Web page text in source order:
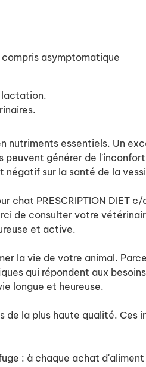
asymptomatique
lactation.
nutriments essentiels. Un
générer de
négatif sur la santé de la
chat PRESCRIPTION
de consulter votre
et active.
la vie de votre animal.
qui répondent aux
longue et heureuse.
de la plus haute qualité.
: à chaque achat d'aliment